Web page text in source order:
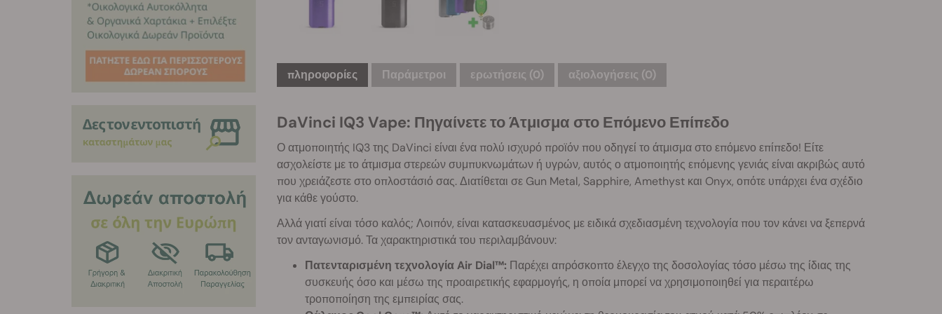
πληροφορίες Παράμετροι ερωτήσεις (0) αξιολογήσεις (0)
DaVinci IQ3 Vape: Πηγαίνετε το Άτμισμα στο Επόμενο Επίπεδο
Ο ατμοποιητής IQ3 της DaVinci είναι ένα πολύ ισχυρό προϊόν που οδηγεί το άτμισμα στο επόμενο επίπεδο! Είτε
ασχολείστε με το άτμισμα στερεών συμπυκνωμάτων ή υγρών, αυτός ο ατμοποιητής επόμενης γενιάς είναι ακριβώς αυτό
που χρειάζεστε στο οπλοστάσιό σας. Διατίθεται σε Gun Metal, Sapphire, Amethyst και Onyx, οπότε υπάρχει ένα σχέδιο
για κάθε γούστο.
Αλλά γιατί είναι τόσο καλός; Λοιπόν, είναι κατασκευασμένος με ειδικά σχεδιασμένη τεχνολογία που τον κάνει να ξεπερνά
τον ανταγωνισμό. Τα χαρακτηριστικά του περιλαμβάνουν:
Πατενταρισμένη τεχνολογία Air Dial™: Παρέχει απρόσκοπτο έλεγχο της δοσολογίας τόσο μέσω της ίδιας της
συσκευής όσο και μέσω της προαιρετικής εφαρμογής, η οποία μπορεί να χρησιμοποιηθεί για περαιτέρω
τροποποίηση της εμπειρίας σας.